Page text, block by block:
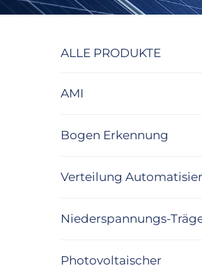
ALLE PRODUKTE
AMI
Bogen Erkennung
Verteilung
Niederspannungs-
Photovoltaischer